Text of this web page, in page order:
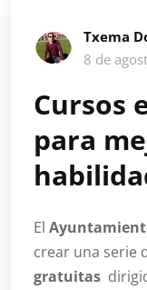
Txema
8 de
Cursos
para
El
crear una serie
gratuitas